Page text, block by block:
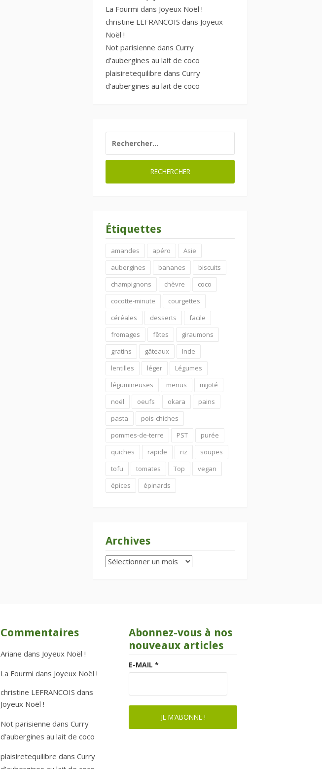
La Fourmi dans Joyeux Noël !
christine LEFRANCOIS dans Joyeux
Noël !
Not parisienne dans Curry
d’aubergines au lait de coco
plaisiretequilibre dans Curry
d’aubergines au lait de coco
Étiquettes
amandes apéro
Asie
aubergines
bananes
biscuits
champignons
chèvre
coco
cocotte-minute
courgettes
céréales
desserts
facile
fromages
fêtes
giraumons
gratins
gâteaux
Inde
lentilles
léger
Légumes
légumineuses
menus
mijoté
noël
oeufs okara
pains
pasta
pois-chiches
pommes-de-terre
PST
purée
quiches
rapide riz
soupes
tofu
tomates Top
vegan
épices
épinards
Archives
Archives
Commentaires
Ariane dans Joyeux Noël !
La Fourmi dans Joyeux Noël !
christine LEFRANCOIS dans
Joyeux Noël !
Not parisienne dans Curry
d’aubergines au lait de coco
plaisiretequilibre dans Curry
Abonnez-vous à nos
nouveaux articles
E-MAIL *